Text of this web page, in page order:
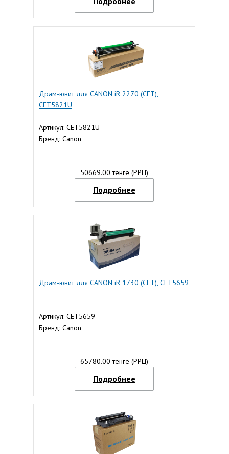
Драм-юнит для CANON iR 2270 (CET),
CET5821U
Артикул: CET5821U
Бренд: Canon
50669.00 тенге (РРЦ)
Подробнее
Драм-юнит для CANON iR 1730 (CET), CET5659
Артикул: CET5659
Бренд: Canon
65780.00 тенге (РРЦ)
Подробнее